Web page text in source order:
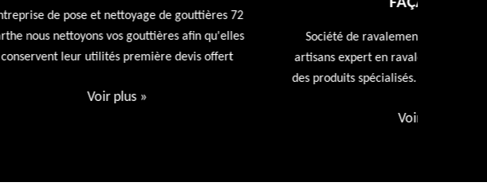
gouttières 72
afin qu'elles
devis offert
Société de ravalement de façade 72 Sarthe nos
artisans expert en ravalement de façade utiliseront
des produits spécialisés. Devis et déplacement offert